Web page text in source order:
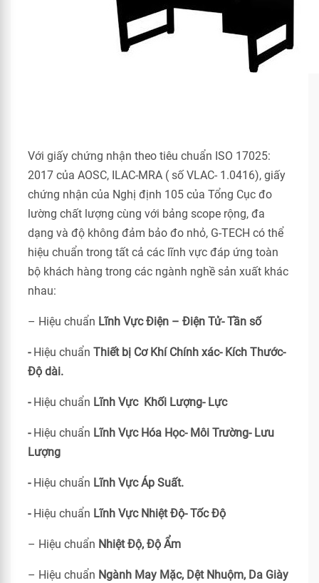
Với giấy chứng nhận theo tiêu chuẩn ISO 17025:
2017 của AOSC, ILAC-MRA ( số VLAC- 1.0416), giấy
chứng nhận của Nghị định 105 của Tổng Cục đo
lường chất lượng cùng với bảng scope rộng, đa
dạng và độ không đảm bảo đo nhỏ, G-TECH có thể
hiệu chuẩn trong tất cả các lĩnh vực đáp ứng toàn
bộ khách hàng trong các ngành nghề sản xuất khác
nhau:
– Hiệu chuẩn Lĩnh Vực Điện – Điện Tử- Tần số
- Hiệu chuẩn Thiết bị Cơ Khí Chính xác- Kích Thước-
Độ dài.
- Hiệu chuẩn Lĩnh Vực Khối Lượng- Lực
- Hiệu chuẩn Lĩnh Vực Hóa Học- Môi Trường- Lưu
Lượng
- Hiệu chuẩn Lĩnh Vực Áp Suất.
-Hiệu chuẩn Lĩnh Vực Nhiệt Độ- Tốc Độ
– Hiệu chuẩn Nhiệt Độ, Độ Ẩm
– Hiệu chuẩn Ngành May Mặc, Dệt Nhuộm, Da Giày